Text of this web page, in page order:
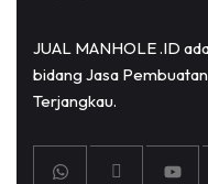
JUAL MANHOLE .ID
bidang Jasa
Terjangkau.